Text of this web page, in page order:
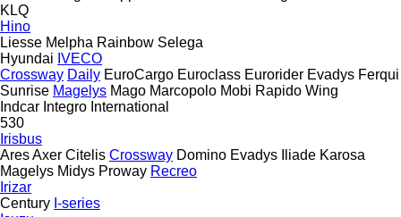
KLQ
Hino
Liesse Melpha Rainbow Selega
Hyundai IVECO
Crossway Daily EuroCargo Euroclass Eurorider Evadys Ferqui
Sunrise Magelys Mago Marcopolo Mobi Rapido Wing
Indcar Integro International
530
Irisbus
AresAxer Citelis Crossway Domino Evadys Iliade Karosa
Magelys Midys Proway Recreo
Irizar
Century I-series